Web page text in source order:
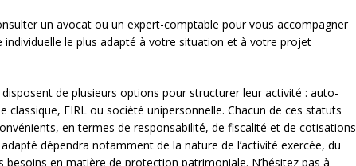
un avocat ou un expert-comptable pour vous accompagner
individuelle le plus adapté à votre situation et à votre projet
de plusieurs options pour structurer leur activité : auto-
classique, EIRL ou société unipersonnelle. Chacun de ces statuts
en termes de responsabilité, de fiscalité et de cotisations
dépendra notamment de la nature de l’activité exercée, du
besoins en matière de protection patrimoniale. N’hésitez pas à